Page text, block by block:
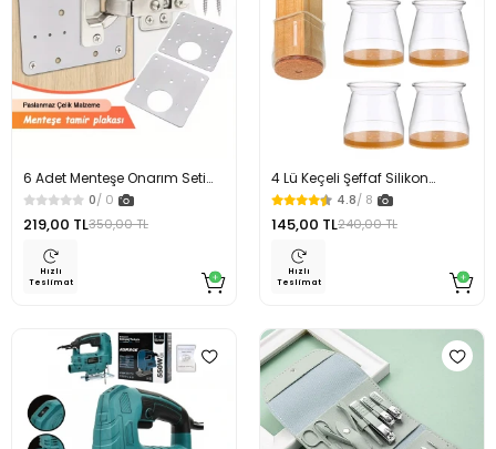
6 Adet Menteşe Onarım Seti
Menteşe Tamir Kiti Paslanmaz
Menteşe Tamir Aparatı
0/ 0
219,00 TL350,00 TL
Hızlı
Teslimat
4 Lü Keçeli Şeffaf Silikon
Sandalye Ayağı Koruyucu
Çizdirmez
4.8/ 8
145,00 TL240,00 TL
Hızlı
Teslimat